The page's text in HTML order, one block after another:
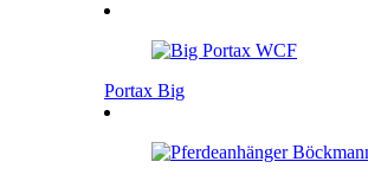
Portax Big